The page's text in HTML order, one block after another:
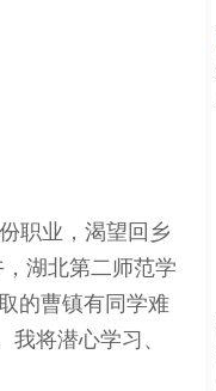
职业，渴望回乡
湖北第二师范学
的曹镇有同学难
将潜心学习、